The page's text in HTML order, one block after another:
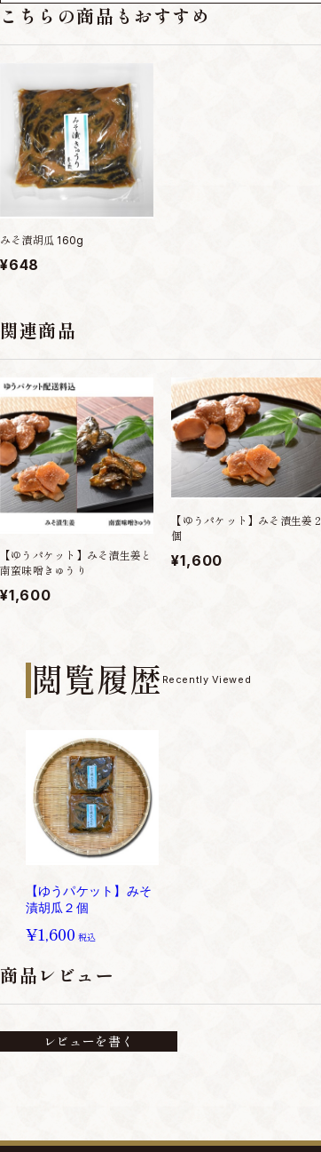
こちらの商品もおすすめ
みそ漬胡瓜 160g
¥648
関連商品
【ゆうパケット】みそ漬生姜と
南蛮味噌きゅうり
¥1,600
【ゆうパケット】みそ漬生姜２
個
¥1,600
閲覧履歴 Recently Viewed
【ゆうパケット】みそ
漬胡瓜２個
¥1,600 税込
商品レビュー
レビューを書く